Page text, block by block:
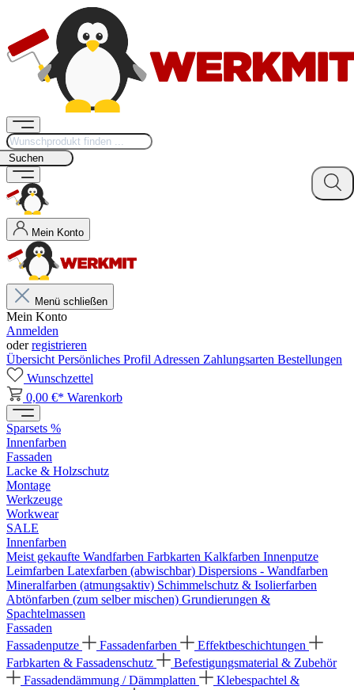
Suchen
Mein Konto
Menü schließen
Mein Konto
Anmelden
oderregistrieren
Übersicht Persönliches Profil Adressen Zahlungsarten Bestellungen
Wunschzettel
0,00 €* Warenkorb
Sparsets %
Innenfarben
Fassaden
Lacke & Holzschutz
Montage
Werkzeuge
Workwear
SALE
Innenfarben
Meist gekaufte Wandfarben Farbkarten Kalkfarben Innenputze
Leimfarben Latexfarben (abwischbar) Dispersions - Wandfarben
Mineralfarben (atmungsaktiv) Schimmelschutz & Isolierfarben
Abtönfarben (zum selber mischen) Grundierungen &
Spachtelmassen
Fassaden
Fassadenputze
Fassadenfarben
Effektbeschichtungen
Farbkarten & Fassadenschutz
Befestigungsmaterial & Zubehör
Fassadendämmung / Dämmplatten
Klebespachtel &